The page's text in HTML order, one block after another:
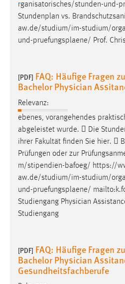
rganisatorisches/stunden-und-
Stundenplan vs.
aw.de/studium/im-studium/
und-pruefungsplaene/ Prof.
[PDF] FAQ: Häufige Fragen
Bachelor Physician
Relevanz:
ebenes, vorangehendes
abgeleistet wurde.  Die
ihrer Fakultät finden Sie hier. 
Prüfungen oder zur
m/stipendien-bafoeg/ https://
aw.de/studium/im-studium/
und-pruefungsplaene/
Studiengang Physician
Studiengang
[PDF] FAQ: Häufige Fragen
Bachelor Physician
Gesundheitsfachberufe